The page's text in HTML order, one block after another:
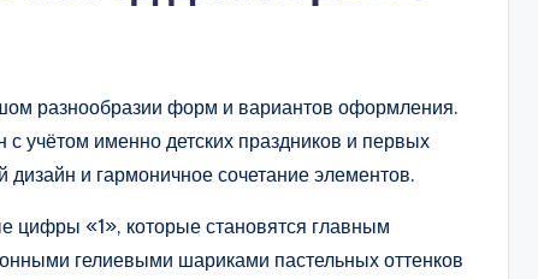
разнообразии форм и вариантов оформления.
учётом именно детских праздников и первых
и гармоничное сочетание элементов.
цифры «1», которые становятся главным
гелиевыми шариками пастельных оттенков